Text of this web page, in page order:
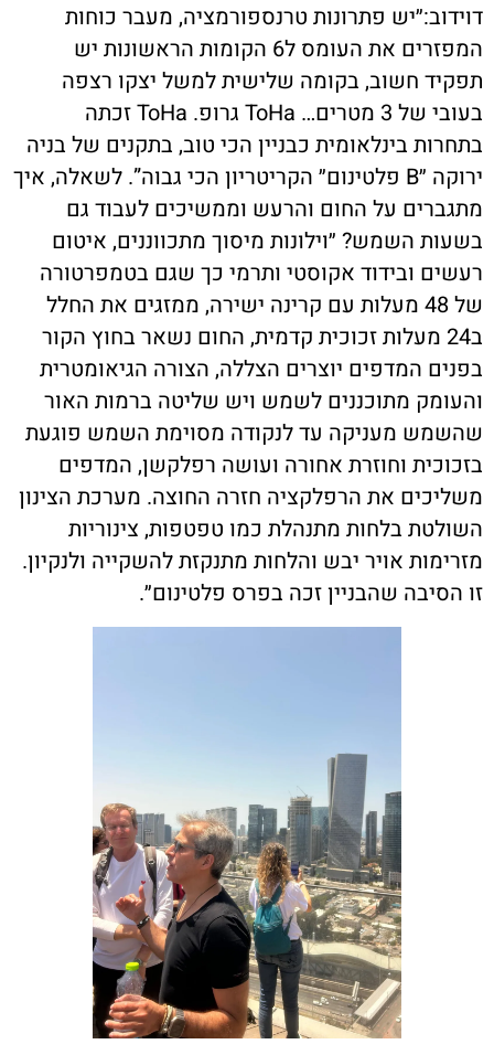
דוידוב:״יש פתרונות טרנספורמציה, מעבר כוחות
המפזרים את העומס ל6 הקומות הראשונות יש
תפקיד חשוב, בקומה שלישית למשל יצקו רצפה
בעובי של 3 מטרים…
ToHa גרופ. ToHaזכתה
בתחרות בינלאומית כבניין הכי טוב, בתקנים של בניה
ירוקה ״B פלטינום״ הקריטריון הכי גבוה”. לשאלה, איך
מתגברים על החום והרעש וממשיכים לעבוד גם
בשעות השמש? ״וילונות מיסוך מתכווננים, איטום
רעשים ובידוד אקוסטי ותרמי כך שגם בטמפרטורה
של 48 מעלות עם קרינה ישירה, ממזגים את החלל
ב24 מעלות זכוכית קדמית, החום נשאר בחוץ הקור
בפנים המדפים יוצרים הצללה, הצורה הגיאומטרית
והעומק מתוכננים לשמש ויש שליטה ברמות האור
שהשמש מעניקה עד לנקודה מסוימת השמש פוגעת
בזכוכית וחוזרת אחורה ועושה רפלקשן, המדפים
משליכים את הרפלקציה חזרה החוצה. מערכת הצינון
השולטת בלחות מתנהלת כמו טפטפות, צינוריות
מזרימות אויר יבש והלחות מתנקזת להשקייה ולנקיון.
זו הסיבה שהבניין זכה בפרס פלטינום״.